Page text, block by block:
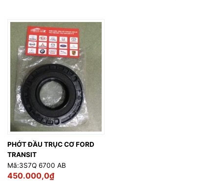
PHỚT ĐẦU TRỤC CƠ FORD
TRANSIT
Mã:3S7Q 6700 AB
450.000,0₫